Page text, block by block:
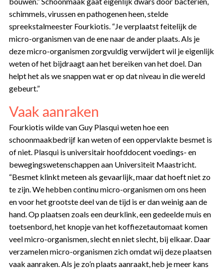
schimmels, virussen en pathogenen heen, stelde
spreekstalmeester Fourkiotis. “Je verplaatst feitelijk de
micro-organismen van de ene naar de ander plaats. Als je
deze micro-organismen zorgvuldig verwijdert wil je eigenlijk
weten of het bijdraagt aan het bereiken van het doel. Dan
helpt het als we snappen wat er op dat niveau in die wereld
gebeurt.”
Vaak aanraken
Fourkiotis wilde van Guy Plasqui weten hoe een
schoonmaakbedrijf kan weten of een oppervlakte besmet is
of niet. Plasqui is universitair hoofddocent voedings- en
bewegingswetenschappen aan Universiteit Maastricht.
“Besmet klinkt meteen als gevaarlijk, maar dat hoeft niet zo
te zijn. We hebben continu micro-organismen om ons heen
en voor het grootste deel van de tijd is er dan weinig aan de
hand. Op plaatsen zoals een deurklink, een gedeelde muis en
toetsenbord, het knopje van het koffiezetautomaat komen
veel micro-organismen, slecht en niet slecht, bij elkaar. Daar
verzamelen micro-organismen zich omdat wij deze plaatsen
vaak aanraken. Als je zo’n plaats aanraakt, heb je meer kans